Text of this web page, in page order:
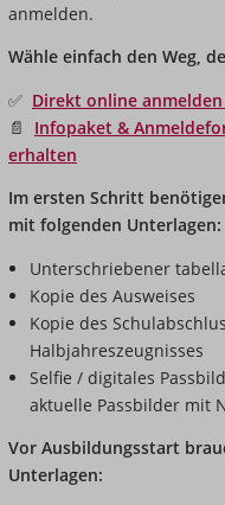
anmelden.
Wähle einfach den Weg,
✅ Direkt online
📄 Infopaket &
erhalten
Im ersten Schritt
mit folgenden Unterlagen:
Unterschriebener
Kopie des Ausweises
Kopie des
Halbjahreszeugnisses
Selfie / digitales
aktuelle Passbilder mit
Vor Ausbildungsstart
Unterlagen: